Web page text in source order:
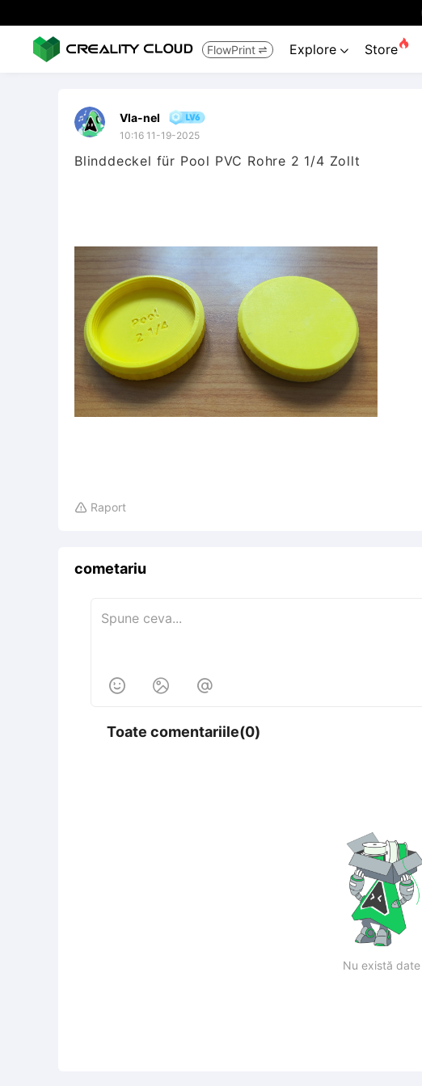
FlowPrint  Explore  Store
Vla-nel
10:16 11-19-2025
Blinddeckel für Pool PVC Rohre 2 1/4 Zollt
 Raport
cometariu
  
Toate comentariile(0)
Nu există date